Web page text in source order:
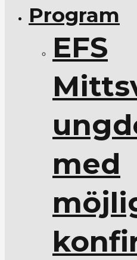
Program
EFS
med